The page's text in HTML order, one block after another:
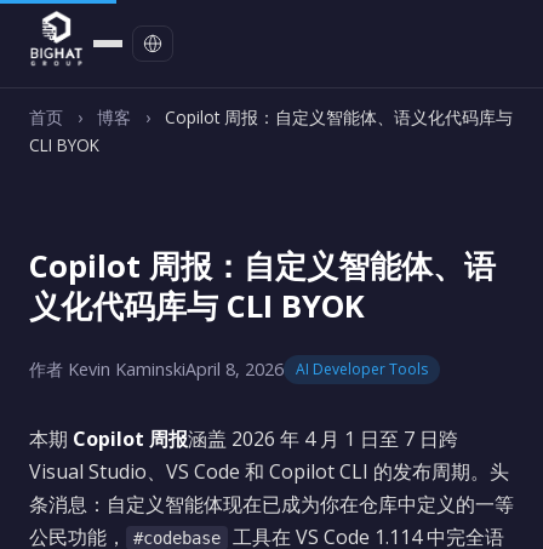
首页 › 博客 ›
Copilot 周报：自定义智能体、语义化代码库与
CLI BYOK
Copilot 周报：自定义智能体、语
义化代码库与 CLI BYOK
作者 Kevin KaminskiApril 8, 2026 AI Developer Tools
本期 Copilot 周报涵盖 2026 年 4 月 1 日至 7 日跨
Visual Studio、VS Code 和 Copilot CLI 的发布周期。头
条消息：自定义智能体现在已成为你在仓库中定义的一等
公民功能，
#codebase
工具在 VS Code 1.114 中完全语